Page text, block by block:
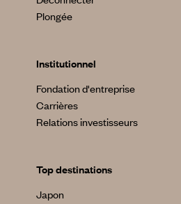
Plongée
Institutionnel
Fondation d'entreprise
Carrières
Relations investisseurs
Top destinations
Japon